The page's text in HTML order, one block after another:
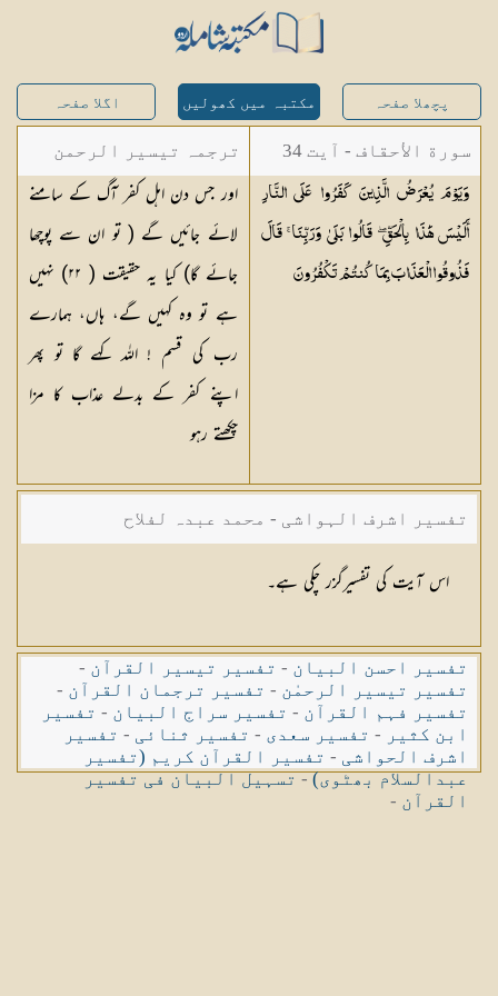
پچھلا صفحہ مکتبہ میں کھولیں اگلا صفحہ
سورة الأحقاف - آیت 34
وَيَوْمَ يُعْرَضُ الَّذِينَ كَفَرُوا عَلَى النَّارِ
أَلَيْسَ هَٰذَا بِالْحَقِّ ۖ قَالُوا بَلَىٰ وَرَبِّنَا ۚ قَالَ
فَذُوقُوا الْعَذَابَ بِمَا كُنتُمْتَكْفُرُونَ
ترجمہ تیسیر الرحمن
لبیان القرآن - محمد
لقمان سلفی
اور جس دن اہل کفر آگ کے سامنے
لائے جائیں گے ( تو ان سے پوچھا
جائے گا) کیا یہ حقیقت ( ٢٢) نہیں
ہے تو وہ کہیں گے، ہاں، ہمارے
رب کی قسم ! اللہ کہے گا تو پھر
اپنے کفر کے بدلے عذاب کا مزا
چکھتے رہو
تفسیر اشرف الہواشی - محمد عبدہ لفلاح
اس آیت کی تفسیرگزر چکی ہے۔
تفسیر احسن البیان - تفسیر تیسیر القرآن -
تفسیر تیسیر الرحمٰن - تفسیر ترجمان القرآن -
تفسیر فہم القرآن - تفسیر سراج البیان - تفسیر
ابن کثیر - تفسیر سعدی - تفسیر ثنائی - تفسیر
اشرف الحواشی - تفسیر القرآن کریم (تفسیر
عبدالسلام بھٹوی)-تسہیل البیان فی تفسیر
القرآن -